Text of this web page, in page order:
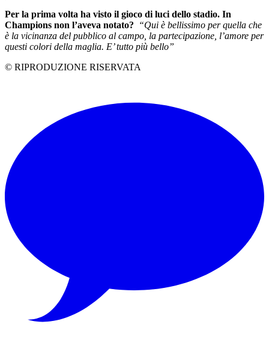
Per la prima volta ha visto il gioco di luci dello stadio. In
Champions non l’aveva notato?
“Qui è bellissimo per quella che
è la vicinanza del pubblico al campo, la partecipazione, l’amore per
questi colori della maglia. E’ tutto più bello”
© RIPRODUZIONE RISERVATA